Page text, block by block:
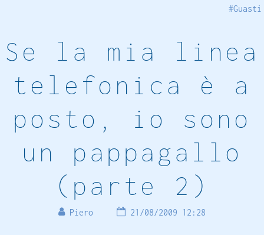
#Guasti
Se la mia linea
telefonica è a
posto, io sono
un pappagallo
(parte 2)
Piero 21/08/2009 12:28